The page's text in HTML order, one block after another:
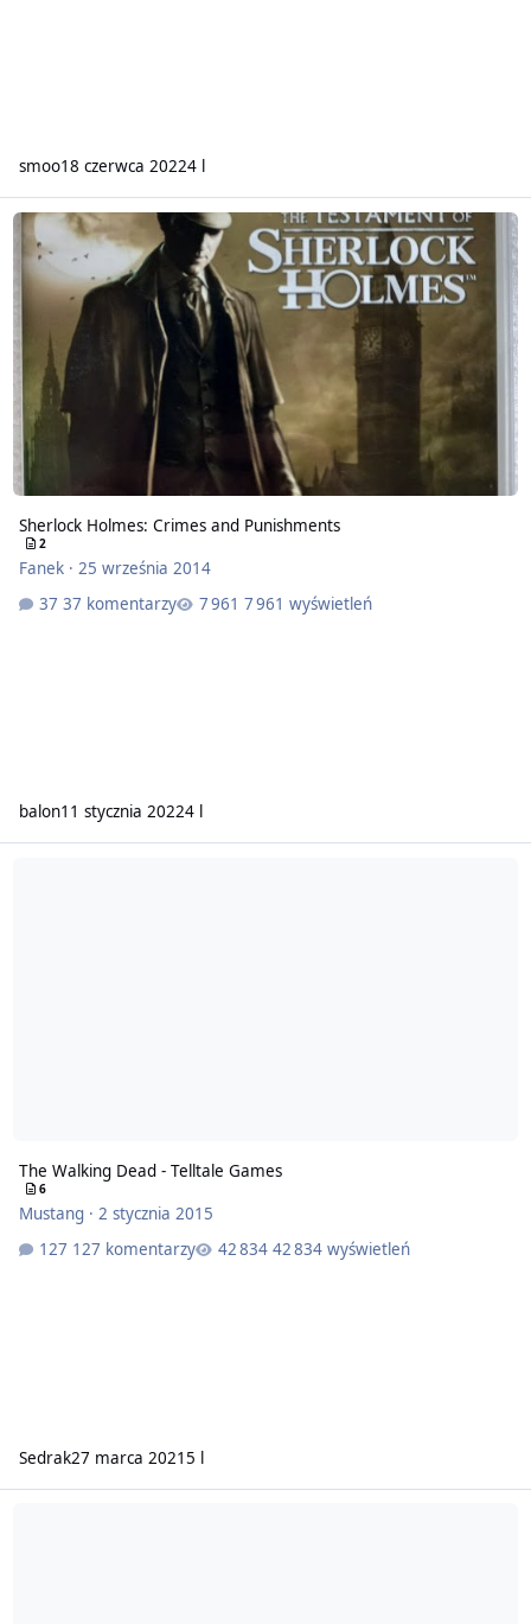
smoo18 czerwca 20224 l
Sherlock Holmes: Crimes and Punishments
2
Fanek ·25 września 2014
37 komentarzy
7 961 wyświetleń
balon11 stycznia 20224 l
The Walking Dead - Telltale Games
6
Mustang ·2 stycznia 2015
127 komentarzy
42 834 wyświetleń
Sedrak27 marca 20215 l